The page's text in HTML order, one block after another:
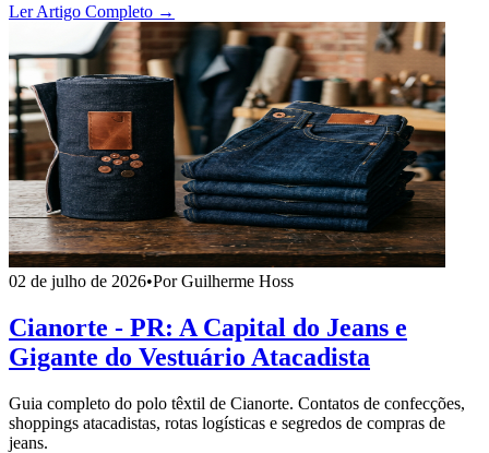
Ler Artigo Completo →
02 de julho de 2026•Por Guilherme Hoss
Cianorte - PR: A Capital do Jeans e
Gigante do Vestuário Atacadista
Guia completo do polo têxtil de Cianorte. Contatos de confecções,
shoppings atacadistas, rotas logísticas e segredos de compras de
jeans.